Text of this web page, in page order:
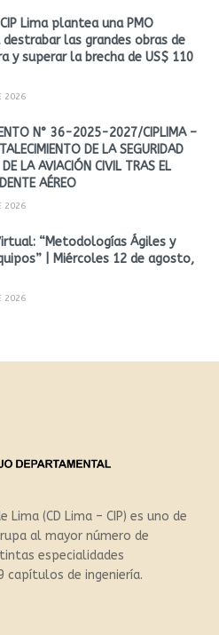
Lima plantea una PMO
destrabar las grandes obras de
y superar la brecha de US$ 110
2026
N° 36-2025-2027/CIPLIMA –
DE LA SEGURIDAD
LA AVIACIÓN CIVIL TRAS EL
AÉREO
2026
“Metodologías Ágiles y
| Miércoles 12 de agosto,
2026
(CD Lima – CIP) es uno de
al mayor número de
especialidades
de ingeniería.